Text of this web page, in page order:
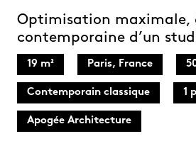
Optimisation maximale,
contemporaine d’un
19 m² Paris, France
Contemporain classique 1
Apogée Architecture